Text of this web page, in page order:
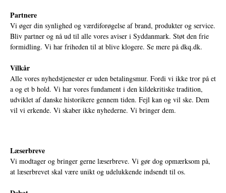
Partnere
Vi øger din synlighed og værdiforøgelse af brand, produkter og service.
Bliv partner og nå ud til alle vores aviser i Syddanmark. Støt den frie
formidling. Vi har friheden til at blive klogere. Se mere på dkq.dk.
Vilkår
Alle vores nyhedstjenester er uden betalingsmur. Fordi vi ikke tror på et
a og et b hold. Vi har vores fundament i den kildekritiske tradition,
udviklet af danske historikere gennem tiden. Fejl kan og vil ske. Dem
vil vi erkende. Vi skaber ikke nyhederne. Vi bringer dem.
Læserbreve
Vi modtager og bringer gerne læserbreve. Vi gør dog opmærksom på,
at læserbrevet skal være unikt og udelukkende indsendt til os.